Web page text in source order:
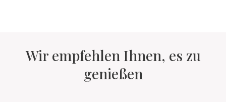
Wir empfehlen Ihnen, es zu
genießen